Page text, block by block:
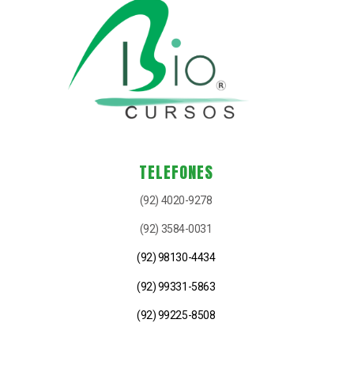
TELEFONES
(92) 4020-9278
(92) 3584-0031
(92) 98130-4434
(92) 99331-5863
(92) 99225-8508